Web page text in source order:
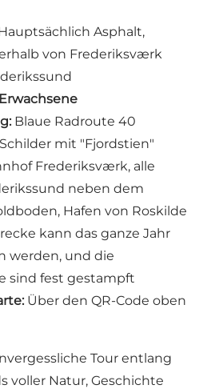
Asphalt,
von Frederiksværk
Blaue Radroute 40
mit "Fjordstien"
Frederiksværk, alle
neben dem
Hafen von Roskilde
kann das ganze Jahr
werden, und die
sind fest gestampft
Über den QR-Code oben
Tour entlang
voller Natur, Geschichte